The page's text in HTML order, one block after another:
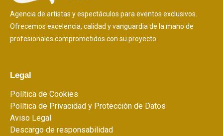
Agencia de artistas y espectáculos para eventos exclusivos.
Ofrecemos excelencia, calidad y vanguardia de la mano de
profesionales comprometidos con su proyecto.
Legal
Política de Cookies
Política de Privacidad y Protección de Datos
Aviso Legal
Descargo de responsabilidad